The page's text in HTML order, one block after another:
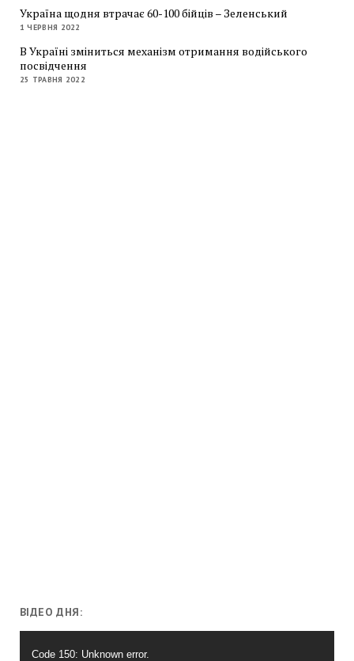
Україна щодня втрачає 60-100 бійців – Зеленський
1 ЧЕРВНЯ 2022
В Україні зміниться механізм отримання водійського
посвідчення
25 ТРАВНЯ 2022
ВІДЕО ДНЯ:
Code 150: Unknown error.